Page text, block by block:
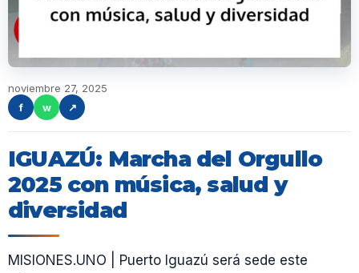
noviembre 27, 2025
f
w ↗
IGUAZÚ: Marcha del Orgullo
2025 con música, salud y
diversidad
MISIONES.UNO | Puerto Iguazú será sede este